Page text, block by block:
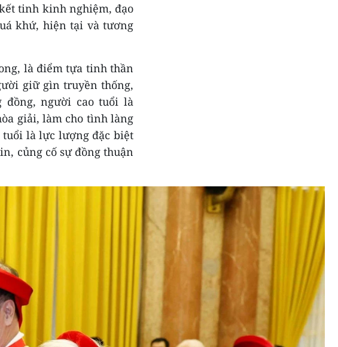
tinh kinh nghiệm, đạo
khứ, hiện tại và tương
là điểm tựa tinh thần
giữ gìn truyền thống,
đồng, người cao tuổi là
giải, làm cho tình làng
tuổi là lực lượng đặc biệt
củng cố sự đồng thuận